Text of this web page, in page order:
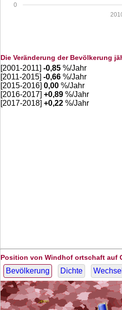
0
Die Veränderung der Bevölkerung
[2001-2011] -0,85 %/Jahr
[2011-2015] -0,66 %/Jahr
[2015-2016] 0,00 %/Jahr
[2016-2017] +0,89 %/Jahr
[2017-2018] +0,22 %/Jahr
Position von Windhof ortschaft auf
Bevölkerung Dichte Wechsel